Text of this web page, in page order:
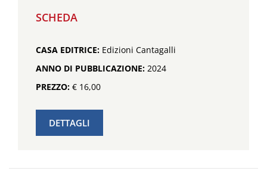
SCHEDA
CASA EDITRICE: Edizioni Cantagalli
ANNO DI PUBBLICAZIONE: 2024
PREZZO: € 16,00
DETTAGLI